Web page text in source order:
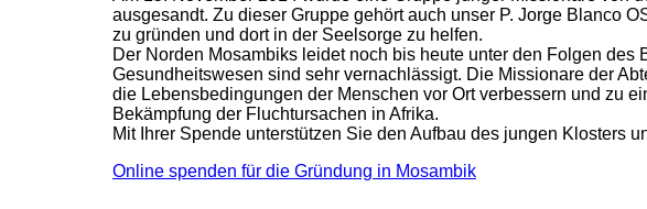
ausgesandt. Zu dieser Gruppe gehört auch unser P. Jorge Blanco
zu gründen und dort in der Seelsorge zu helfen.
Der Norden Mosambiks leidet noch bis heute unter den Folgen
Gesundheitswesen sind sehr vernachlässigt. Die Missionare der
die Lebensbedingungen der Menschen vor Ort verbessern und zu
Bekämpfung der Fluchtursachen in Afrika.
Mit Ihrer Spende unterstützen Sie den Aufbau des jungen Klosters
Online spenden für die Gründung in Mosambik